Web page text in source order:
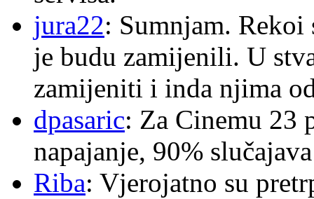
jura22: Sumnjam. Rekoi
je budu zamijenili. U
zamijeniti i inda njima
dpasaric: Za Cinemu 23
napajanje, 90%
Riba: Vjerojatno su